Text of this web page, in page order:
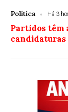
Política Há 3
Partidos têm